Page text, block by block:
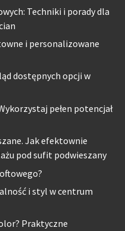
Techniki i porady dla
i personalizowane
dostępnych opcji w
pełen potencjał
Jak efektownie
pod sufit podwieszany
i styl w centrum
Praktyczne